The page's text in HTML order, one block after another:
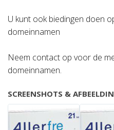
U kunt ook biedingen doen
domeinnamen
Neem contact op voor de
domeinnamen.
SCREENSHOTS &